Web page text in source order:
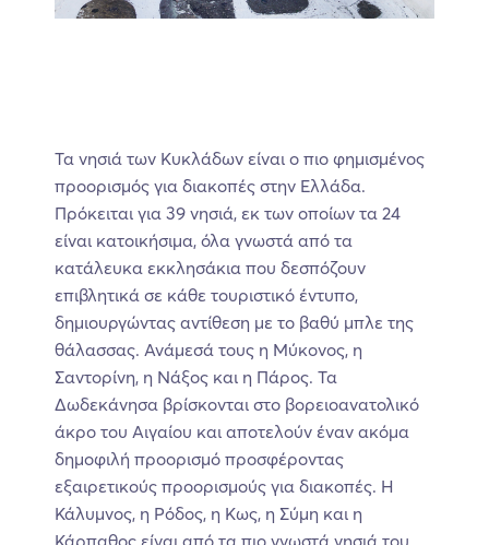
Τα νησιά των Κυκλάδων είναι ο πιο φημισμένος
προορισμός για διακοπές στην Ελλάδα.
Πρόκειται για 39 νησιά, εκ των οποίων τα 24
είναι κατοικήσιμα, όλα γνωστά από τα
κατάλευκα εκκλησάκια που δεσπόζουν
επιβλητικά σε κάθε τουριστικό έντυπο,
δημιουργώντας αντίθεση με το βαθύ μπλε της
θάλασσας. Ανάμεσά τους η Μύκονος, η
Σαντορίνη, η Νάξος και η Πάρος. Τα
Δωδεκάνησα βρίσκονται στο βορειοανατολικό
άκρο του Αιγαίου και αποτελούν έναν ακόμα
δημοφιλή προορισμό προσφέροντας
εξαιρετικούς προορισμούς για διακοπές. Η
Κάλυμνος, η Ρόδος, η Κως, η Σύμη και η